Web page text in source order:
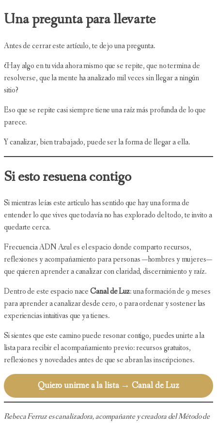
Una pregunta para llevarte
Antes de cerrar este artículo, te dejo una pregunta.
¿Hay algo en tu vida ahora mismo que se repite, que no termina de
resolverse, que la mente ha analizado mil veces sin llegar a ningún
sitio?
Eso que se repite casi siempre tiene una raíz más profunda de lo que
parece.
Y canalizar, bien trabajado, puede ser la forma de llegar a ella.
Si esto resuena contigo
Si mientras leías este artículo has sentido que hay una forma de
entender lo que vives que todavía no has explorado del todo, te invito a
quedarte cerca.
Frecuencia ADN Azul es el espacio donde comparto recursos,
reflexiones y acompañamiento para personas —hombres y mujeres—
que quieren aprender a canalizar con claridad, discernimiento y raíz.
Dentro de este espacio naceCanal de Luz: una formación de 9 meses
para aprender a canalizar desde cero, o para ordenar y sostener las
experiencias intuitivas que ya tienes.
Si sientes que este camino puede resonar contigo, puedes unirte a la
lista para recibir el acompañamiento previo: recursos gratuitos,
reflexiones y novedades antes de que se abran las inscripciones.
Quiero unirme a la lista → Canal de Luz
Rebeca Ferruz es canalizadora, acompañante y creadora del Método de